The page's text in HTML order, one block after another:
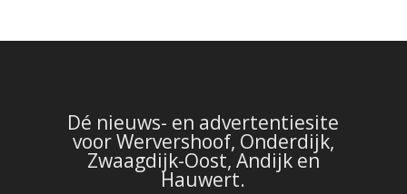
Dé nieuws- en advertentiesite
voor Wervershoof, Onderdijk,
Zwaagdijk-Oost, Andijk en
Hauwert.